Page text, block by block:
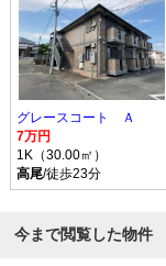
グレースコート Ａ
7万円
1K（30.00㎡）
高尾/徒歩23分
今まで閲覧した物件